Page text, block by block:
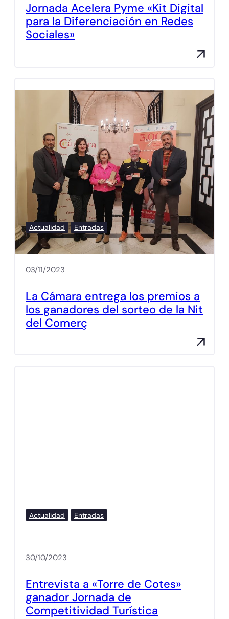
Jornada Acelera Pyme «Kit Digital
para la Diferenciación en Redes
Sociales»
Actualidad Entradas
03/11/2023
La Cámara entrega los premios a
los ganadores del sorteo de la Nit
del Comerç
Actualidad Entradas
30/10/2023
Entrevista a «Torre de Cotes»
ganador Jornada de
Competitividad Turística